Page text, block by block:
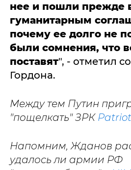
нее и пошли прежде
гуманитарным
почему ее долго не
были сомнения, что
поставят", - отметил
Гордона.
Между тем Путин
"пощелкать" ЗРК Patriot
Напомним, Жданов
удалось ли армии РФ